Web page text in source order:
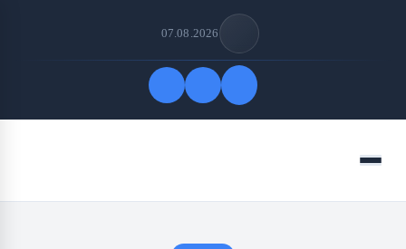
07.08.2026
Меню